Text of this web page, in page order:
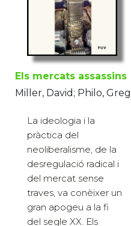
Els mercats assassins
Miller, David; Philo, Greg
La ideologia i la
pràctica del
neoliberalisme, de la
desregulació radical i
del mercat sense
traves, va conèixer un
gran apogeu a la fi
del segle XX. Els